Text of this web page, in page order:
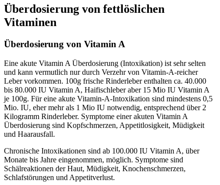
Überdosierung von fettlöslichen
Vitaminen
Überdosierung von Vitamin A
Eine akute Vitamin A Überdosierung (Intoxikation) ist sehr selten
und kann vermutlich nur durch Verzehr von Vitamin-A-reicher
Leber vorkommen. 100g frische Rinderleber enthalten ca. 40.000
bis 80.000 IU Vitamin A, Haifischleber aber 15 Mio IU Vitamin A
je 100g. Für eine akute Vitamin-A-Intoxikation sind mindestens 0,5
Mio. IU, eher mehr als 1 Mio IU notwendig, entsprechend über 2
Kilogramm Rinderleber. Symptome einer akuten Vitamin A
Überdosierung sind Kopfschmerzen, Appetitlosigkeit, Müdigkeit
und Haarausfall.
Chronische Intoxikationen sind ab 100.000 IU Vitamin A, über
Monate bis Jahre eingenommen, möglich. Symptome sind
Schälreaktionen der Haut, Müdigkeit, Knochenschmerzen,
Schlafstörungen und Appetitverlust.